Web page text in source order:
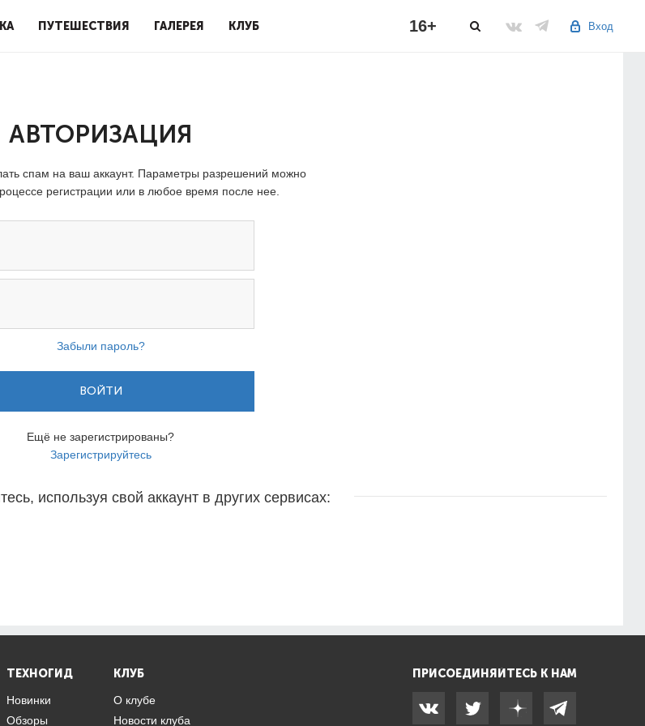
ПУТЕШЕСТВИЯ ГАЛЕРЕЯ КЛУБ Вход
16+
АВТОРИЗАЦИЯ
спам на ваш аккаунт. Параметры разрешений можно
регистрации или в любое время после нее.
Забыли пароль?
ВОЙТИ
Ещё не зарегистрированы?
Зарегистрируйтесь
используя свой аккаунт в других сервисах:
ТЕХНОГИД
Новинки
Обзоры
КЛУБ
О клубе
Новости клуба
ПРИСОЕДИНЯЙТЕСЬ К НАМ